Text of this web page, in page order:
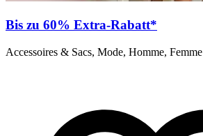
Bis zu 60% Extra-Rabatt*
Accessoires & Sacs, Mode, Homme, Femme